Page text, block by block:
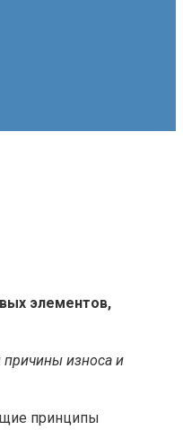
элементов,
причины износа и
принципы